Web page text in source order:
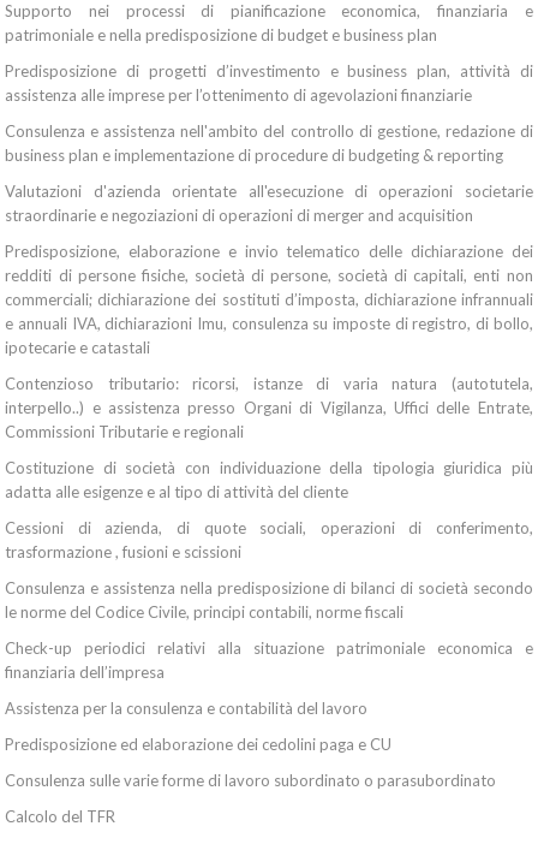
Supporto nei processi di pianificazione economica, finanziaria e
patrimoniale e nella predisposizione di budget e business plan
Predisposizione di progetti d’investimento e business plan, attività di
assistenza alle imprese per l’ottenimento di agevolazioni finanziarie
Consulenza e assistenza nell'ambito del controllo di gestione, redazione di
business plan e implementazione di procedure di budgeting & reporting
Valutazioni d'azienda orientate all'esecuzione di operazioni societarie
straordinarie e negoziazioni di operazioni di merger and acquisition
Predisposizione, elaborazione e invio telematico delle dichiarazione dei
redditi di persone fisiche, società di persone, società di capitali, enti non
commerciali; dichiarazione dei sostituti d’imposta, dichiarazione infrannuali
e annuali IVA, dichiarazioni Imu, consulenza su imposte di registro, di bollo,
ipotecarie e catastali
Contenzioso tributario: ricorsi, istanze di varia natura (autotutela,
interpello..) e assistenza presso Organi di Vigilanza, Uffici delle Entrate,
Commissioni Tributarie e regionali
Costituzione di società con individuazione della tipologia giuridica più
adatta alle esigenze e al tipo di attività del cliente
Cessioni di azienda, di quote sociali, operazioni di conferimento,
trasformazione , fusioni e scissioni
Consulenza e assistenza nella predisposizione di bilanci di società secondo
le norme del Codice Civile, principi contabili, norme fiscali
Check-up periodici relativi alla situazione patrimoniale economica e
finanziaria dell’impresa
Assistenza per la consulenza e contabilità del lavoro
Predisposizione ed elaborazione dei cedolini paga e CU
Consulenza sulle varie forme di lavoro subordinato o parasubordinato
Calcolo del TFR